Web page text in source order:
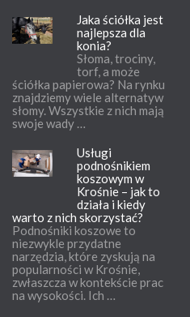
Jaka ściółka jest
najlepsza dla
konia?
Słoma, trociny,
torf, a może
ściółka papierowa? Na rynku
znajdziemy wiele alternatyw
słomy. Wszystkie z nich mają
swoje wady …
Usługi
podnośnikiem
koszowym w
Krośnie – jak to
działa i kiedy
warto z nich skorzystać?
Podnośniki koszowe to
niezwykle przydatne
narzędzia, które zyskują na
popularności w Krośnie,
zwłaszcza w kontekście prac
na wysokości. Ich …